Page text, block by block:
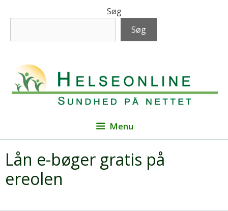
Søg
Søg
Menu
Lån e-bøger gratis på
ereolen